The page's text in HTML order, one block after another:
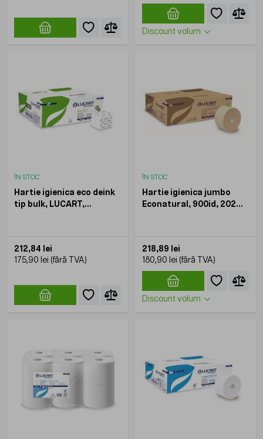
Discount volum
ÎN STOC
Hartie igienica eco deink
tip bulk, LUCART,
212,84 lei
175,90 lei
ÎN STOC
Hartie igienica jumbo
Econatural, 900id, 202m,
218,89 lei
180,90 lei
Discount volum